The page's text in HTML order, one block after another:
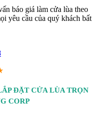
báo giá làm cửa lùa theo
yêu cầu của quý khách bất
ĐẶT CỬA LÙA TRỌN
CORP